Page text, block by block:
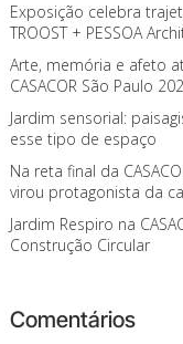
Exposição celebra
TROOST + PESSOA
Arte, memória e afeto
CASACOR São Paulo
Jardim sensorial:
esse tipo de espaço
Na reta final da
virou protagonista da
Jardim Respiro na
Construção Circular
Comentários